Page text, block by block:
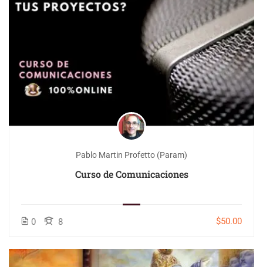
Pablo Martin Profetto (Param)
Curso de Comunicaciones
0 8 $50.00